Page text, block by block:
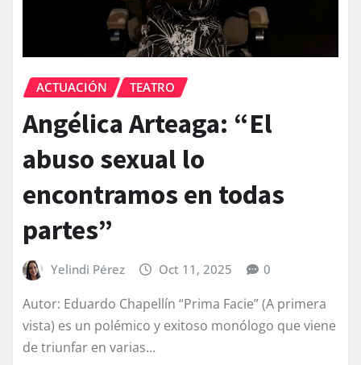
ACTUACIÓN TEATRO
Angélica Arteaga: “El
abuso sexual lo
encontramos en todas
partes”
Yelindi Pérez Oct 11, 2025 0
Autor: Eduardo Chapellín “Prima Facie” (A primera
vista) es un polémico y exitoso monólogo que viene
de triunfar en varias…